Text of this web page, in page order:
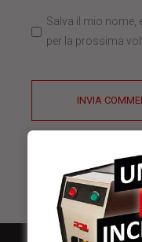
Salva il mio nome,
per la prossima
INVIA